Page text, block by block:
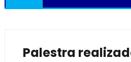
Palestra